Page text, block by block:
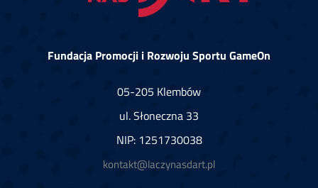
Fundacja Promocji i Rozwoju Sportu GameOn
05-205 Klembów
ul. Słoneczna 33
NIP: 1251730038
kontakt@laczynasdart.pl